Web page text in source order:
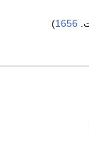
1656
)